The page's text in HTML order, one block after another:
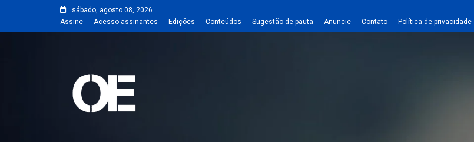
sábado, agosto 08, 2026
Assine
Acesso assinantes Edições Conteúdos Sugestão de pauta Anuncie Contato Política de privacidade